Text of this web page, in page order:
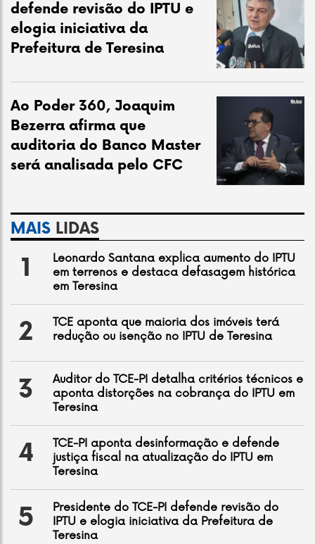
defende revisão do IPTU e
elogia iniciativa da
Prefeitura de Teresina
Ao Poder 360, Joaquim
Bezerra afirma que
auditoria do Banco Master
será analisada pelo CFC
MAIS LIDAS
1
Leonardo Santana explica aumento do IPTU
em terrenos e destaca defasagem histórica
em Teresina
2
TCE aponta que maioria dos imóveis terá
redução ou isenção no IPTU de Teresina
3
Auditor do TCE-PI detalha critérios técnicos e
aponta distorções na cobrança do IPTU em
Teresina
4
TCE-PI aponta desinformação e defende
justiça fiscal na atualização do IPTU em
Teresina
5
Presidente do TCE-PI defende revisão do
IPTU e elogia iniciativa da Prefeitura de
Teresina